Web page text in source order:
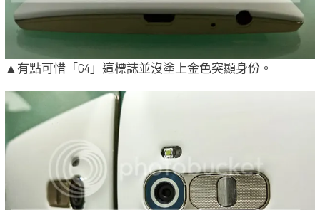
▲有點可惜「G4」這標誌並沒塗上金色突顯身份。